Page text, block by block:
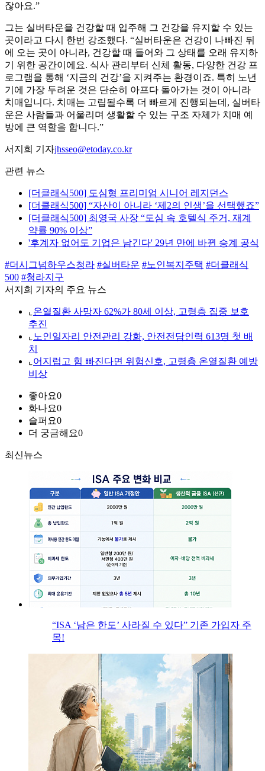
잖아요.”
그는 실버타운을 건강할 때 입주해 그 건강을 유지할 수 있는
곳이라고 다시 한번 강조했다. “실버타운은 건강이 나빠진 뒤
에 오는 곳이 아니라, 건강할 때 들어와 그 상태를 오래 유지하
기 위한 공간이에요. 식사 관리부터 신체 활동, 다양한 건강 프
로그램을 통해 ‘지금의 건강’을 지켜주는 환경이죠. 특히 노년
기에 가장 두려운 것은 단순히 아프다 돌아가는 것이 아니라
치매입니다. 치매는 고립될수록 더 빠르게 진행되는데, 실버타
운은 사람들과 어울리며 생활할 수 있는 구조 자체가 치매 예
방에 큰 역할을 합니다.”
서지희 기자jhsseo@etoday.co.kr
관련 뉴스
[더클래식500] 도심형 프리미엄 시니어 레지던스
[더클래식500] “자산이 아니라 ‘제2의 인생’을 선택했죠”
[더클래식500] 최영국 사장 “도심 속 호텔식 주거, 재계
약률 90% 이상”
'후계자 없어도 기업은 남긴다' 29년 만에 바뀐 승계 공식
#더시그넘하우스청라 #실버타운 #노인복지주택 #더클래식
500 #청라지구
서지희 기자의 주요 뉴스
⌞ 온열질환 사망자 62%가 80세 이상, 고령층 집중 보호
추진
⌞ 노인일자리 안전관리 강화, 안전전담인력 613명 첫 배
치
⌞ 어지럽고 힘 빠진다면 위험신호, 고령층 온열질환 예방
비상
좋아요0
화나요0
슬퍼요0
더 궁금해요0
최신뉴스
“ISA ‘남은 한도’ 사라질 수 있다” 기존 가입자 주
목!